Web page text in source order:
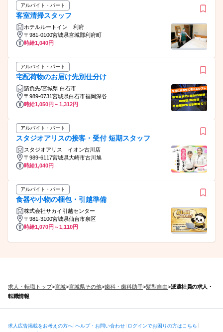
アルバイト・パート
客室清掃スタッフ
ホテルルートイン 利府
〒981-0100宮城県宮城郡利府町
時給1,040円
アルバイト・パート
宅配荷物のお届け先別仕分け
請負先/宮城県 白石市
〒989-0731宮城県白石市福岡深谷
時給1,050円～1,312円
アルバイト・パート
スタジオアリスの接客・受付 短期スタッフ
スタジオアリス イオン古川店
〒989-6117宮城県大崎市古川旭
時給1,040円
アルバイト・パート
食器や小物の梱包・引越準備
株式会社サカイ引越センター
〒981-3100宮城県仙台市泉区
時給1,070円～1,110円
求人・転職トップ>宮城>宮城県その他>歯科・歯科助手>髪型自由>派遣社員の求人・
転職情報
求人広告掲載をお考えの方へ ヘルプ・お問い合わせ ログインでお困りの方はこちら